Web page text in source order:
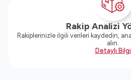
Rakip Analizi
Rakiplerinizle ilgili verileri kaydedin,
alın.
Detaylı Bilgi